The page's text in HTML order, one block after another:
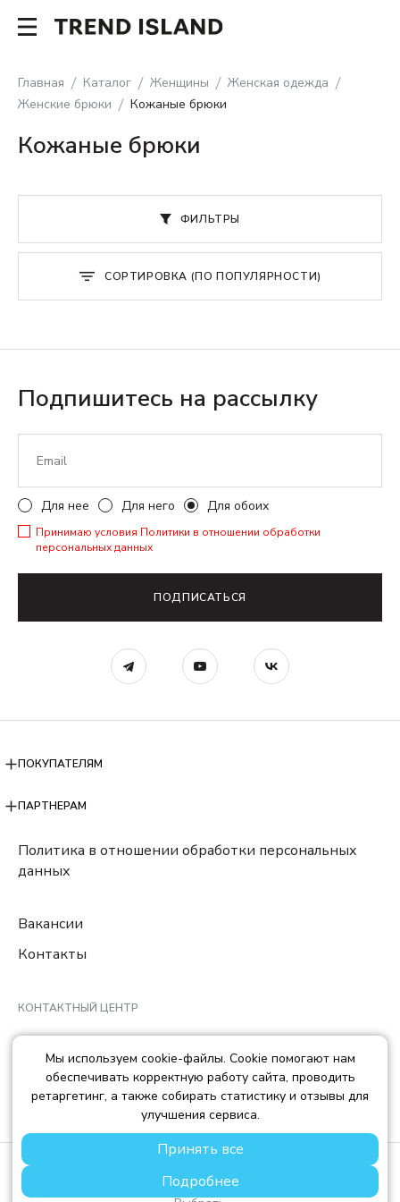
Главная Каталог Женщины
Женская одежда
Женские брюки
Кожаные брюки
Кожаные брюки
ФИЛЬТРЫ
СОРТИРОВКА (ПО ПОПУЛЯРНОСТИ)
Подпишитесь на рассылку
Для нее Для него Для обоих
Принимаю условия Политики в отношении обработки
персональных данных
ПОДПИСАТЬСЯ
ПОКУПАТЕЛЯМ
ПАРТНЕРАМ
Политика в отношении обработки персональных
данных
Вакансии
Контакты
КОНТАКТНЫЙ ЦЕНТР
8 (800) 222-78-29
Ежедневно с 10:00 до 22:00 МCK
info@trendisland.ru
© TREND ISLAND
ООО «ТРЕНД АЙЛЕНД», ОГРН: 1217700568667, ИНН:
Мы используем cookie-файлы. Cookie помогают нам
обеспечивать корректную работу сайта, проводить
ретаргетинг, а также собирать статистику и отзывы для
улучшения сервиса.
Принять все
Подробнее